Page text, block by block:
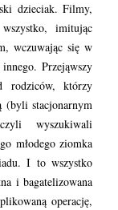
dzieciak. Filmy,
imitując
wczuwając się w
Przejąwszy
rodziców, którzy
(byli stacjonarnym
wyszukiwali
młodego ziomka
I to wszystko
i bagatelizowana
operację,